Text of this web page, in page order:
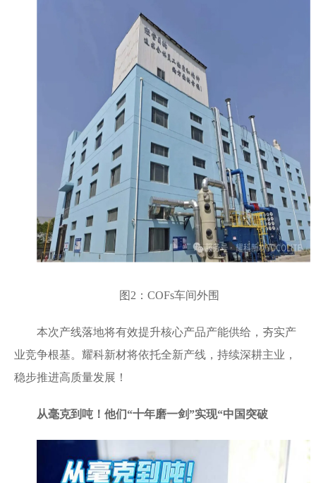
图2：COFs车间外围
本次产线落地将有效提升核心产品产能供给，夯实产
业竞争根基。耀科新材将依托全新产线，持续深耕主业，
稳步推进高质量发展！
从毫克到吨！他们“十年磨一剑”实现“中国突破